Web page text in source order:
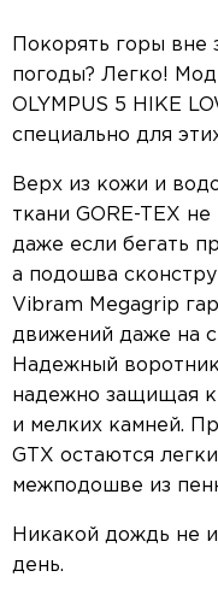
Покорять горы вне
погоды? Легко!
OLYMPUS 5 HIKE
специально для
Верх из кожи и
ткани GORE-TEX
даже если бегать
а подошва
Vibram Megagrip
движений даже на
Надежный
надежно защищая
и мелких камней.
GTX остаются
межподошве из
Никакой дождь не
день.